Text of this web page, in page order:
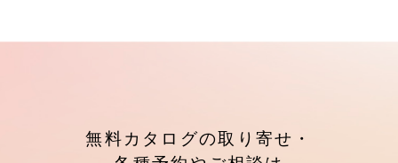
無料カタログの取り寄せ・